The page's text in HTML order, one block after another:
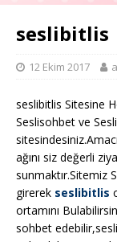
seslibitlis
12 Ekim 2017
seslibitlis Sitesine
Seslisohbet ve
ağını siz değerli
sunmaktır.Sitemiz
girerek seslibitlis
ortamını
sohbet